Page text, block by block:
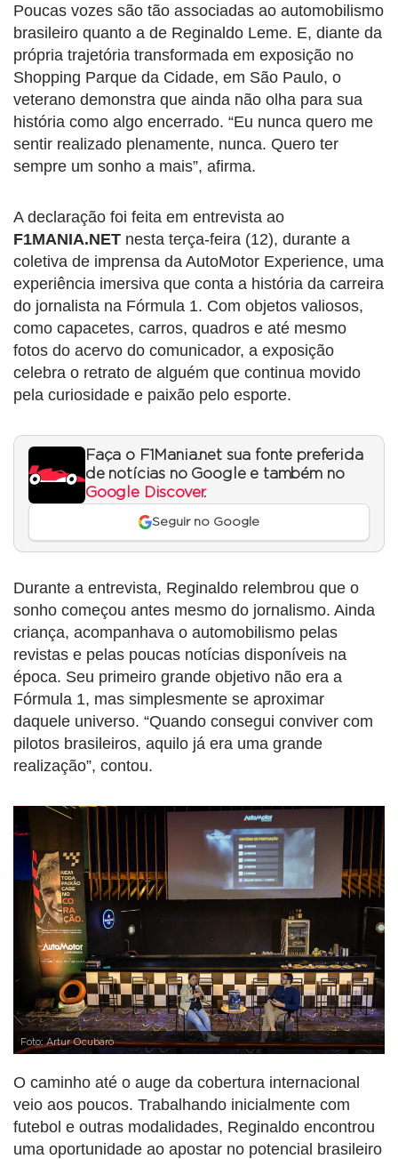
Poucas vozes são tão associadas ao automobilismo
brasileiro quanto a de Reginaldo Leme. E, diante da
própria trajetória transformada em exposição no
Shopping Parque da Cidade, em São Paulo, o
veterano demonstra que ainda não olha para sua
história como algo encerrado. “Eu nunca quero me
sentir realizado plenamente, nunca. Quero ter
sempre um sonho a mais”, afirma.
A declaração foi feita em entrevista ao
F1MANIA.NET nesta terça-feira (12), durante a
coletiva de imprensa da AutoMotor Experience, uma
experiência imersiva que conta a história da carreira
do jornalista na Fórmula 1. Com objetos valiosos,
como capacetes, carros, quadros e até mesmo
fotos do acervo do comunicador, a exposição
celebra o retrato de alguém que continua movido
pela curiosidade e paixão pelo esporte.
Faça o F1Mania.net sua fonte preferida
de notícias no Google e também no
Google Discover.
Seguir no Google
Durante a entrevista, Reginaldo relembrou que o
sonho começou antes mesmo do jornalismo. Ainda
criança, acompanhava o automobilismo pelas
revistas e pelas poucas notícias disponíveis na
época. Seu primeiro grande objetivo não era a
Fórmula 1, mas simplesmente se aproximar
daquele universo. “Quando consegui conviver com
pilotos brasileiros, aquilo já era uma grande
realização”, contou.
Foto: Artur Ocubaro
O caminho até o auge da cobertura internacional
veio aos poucos. Trabalhando inicialmente com
futebol e outras modalidades, Reginaldo encontrou
uma oportunidade ao apostar no potencial brasileiro